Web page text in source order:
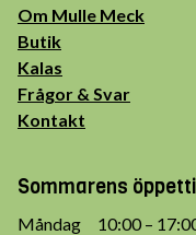
Om Mulle Meck
Butik
Kalas
Frågor & Svar
Kontakt
Sommarens
Måndag 10:00 –